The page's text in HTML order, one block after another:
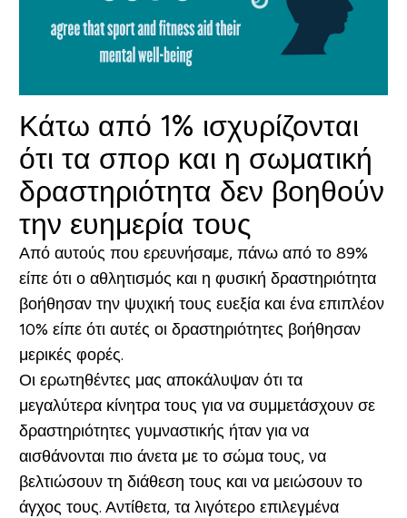
Κάτω από 1% ισχυρίζονται
ότι τα σπορ και η σωματική
δραστηριότητα δεν βοηθούν
την ευημερία τους
Από αυτούς που ερευνήσαμε, πάνω από το 89%
είπε ότι ο αθλητισμός και η φυσική δραστηριότητα
βοήθησαν την ψυχική τους ευεξία και ένα επιπλέον
10% είπε ότι αυτές οι δραστηριότητες βοήθησαν
μερικές φορές.
Οι ερωτηθέντες μας αποκάλυψαν ότι τα
μεγαλύτερα κίνητρα τους για να συμμετάσχουν σε
δραστηριότητες γυμναστικής ήταν για να
αισθάνονται πιο άνετα με το σώμα τους, να
βελτιώσουν τη διάθεση τους και να μειώσουν το
άγχος τους. Αντίθετα, τα λιγότερο επιλεγμένα